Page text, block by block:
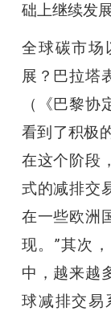
础上继续发
全球碳市场
展？巴拉塔
（《巴黎
看到了积极
在这个阶段
式的减排交
在一些欧洲
现。”其次
中，越来越
球减排交易